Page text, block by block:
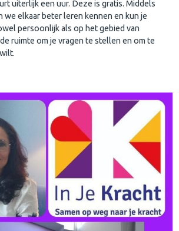
uiterlijk een uur. Deze is gratis. Middels
we elkaar beter leren kennen en kun je
persoonlijk als op het gebied van
ruimte om je vragen te stellen en om te